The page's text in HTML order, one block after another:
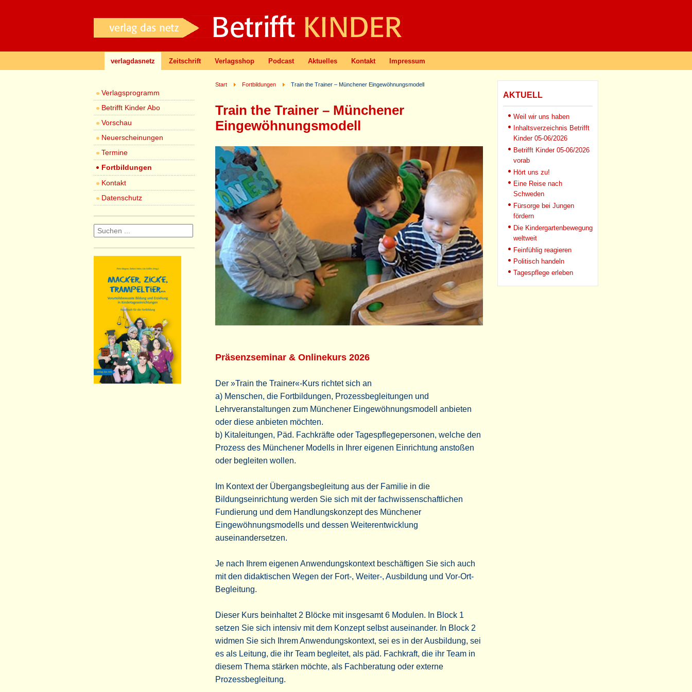
verlagdasnetz Zeitschrift Verlagsshop Podcast Aktuelles Kontakt Impressum
Start Fortbildungen Train the Trainer – Münchener Eingewöhnungsmodell
Train the Trainer – Münchener
Eingewöhnungsmodell
Präsenzseminar & Onlinekurs 2026
Der »Train the Trainer«-Kurs richtet sich an
a) Menschen, die Fortbildungen, Prozessbegleitungen und
Lehrveranstaltungen zum Münchener Eingewöhnungsmodell anbieten
oder diese anbieten möchten.
b) Kitaleitungen, Päd. Fachkräfte oder Tagespflegepersonen, welche den
Prozess des Münchener Modells in Ihrer eigenen Einrichtung anstoßen
oder begleiten wollen.
Im Kontext der Übergangsbegleitung aus der Familie in die
Bildungseinrichtung werden Sie sich mit der fachwissenschaftlichen
Fundierung und dem Handlungskonzept des Münchener
Eingewöhnungsmodells und dessen Weiterentwicklung
auseinandersetzen.
Je nach Ihrem eigenen Anwendungskontext beschäftigen Sie sich auch
mit den didaktischen Wegen der Fort-, Weiter-, Ausbildung und Vor-Ort-
Begleitung.
Dieser Kurs beinhaltet 2 Blöcke mit insgesamt 6 Modulen. In Block 1
setzen Sie sich intensiv mit dem Konzept selbst auseinander. In Block 2
widmen Sie sich Ihrem Anwendungskontext, sei es in der Ausbildung, sei
es als Leitung, die ihr Team begleitet, als päd. Fachkraft, die ihr Team in
diesem Thema stärken möchte, als Fachberatung oder externe
Prozessbegleitung.
Verlagsprogramm
Betrifft Kinder Abo
Vorschau
Neuerscheinungen
Termine
Fortbildungen
Kontakt
Datenschutz
AKTUELL
Weil wir uns haben
Inhaltsverzeichnis Betrifft
Kinder 05-06/2026
Betrifft Kinder 05-06/2026
vorab
Hört uns zu!
Eine Reise nach
Schweden
Fürsorge bei Jungen
fördern
Die Kindergartenbewegung
weltweit
Feinfühlig reagieren
Politisch handeln
Tagespflege erleben